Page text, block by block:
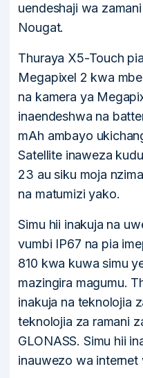
uendeshaji wa
Nougat.
Thuraya X5-Touch
Megapixel 2 kwa
na kamera ya
inaendeshwa na
mAh ambayo
Satellite inaweza
23 au siku moja
na matumizi yako.
Simu hii inakuja na
vumbi IP67 na pia
810 kwa kuwa simu
mazingira magumu.
inakuja na teknolojia
teknolojia za ramani
GLONASS. Simu hii
inauwezo wa internet